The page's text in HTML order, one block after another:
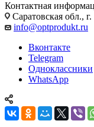
Контактная
Саратовская обл.,
info@optprodukt.ru
Вконтакте
Telegram
Одноклассники
WhatsApp